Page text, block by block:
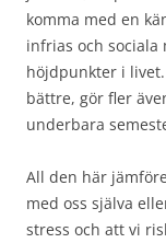
komma med en
infrias och sociala
höjdpunkter i
bättre, gör fler
underbara
All den här
med oss själva
stress och att vi